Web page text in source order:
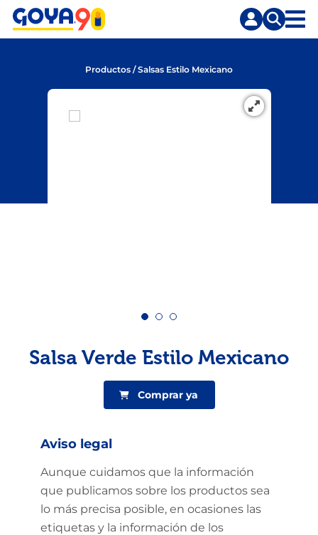
Saltar
Saltar
Productos /Salsas Estilo Mexicano
Salsa Verde Estilo Mexicano
Comprar ya
Aviso legal
Aunque cuidamos que la información
que publicamos sobre los productos sea
lo más precisa posible, en ocasiones las
etiquetas y la información de los